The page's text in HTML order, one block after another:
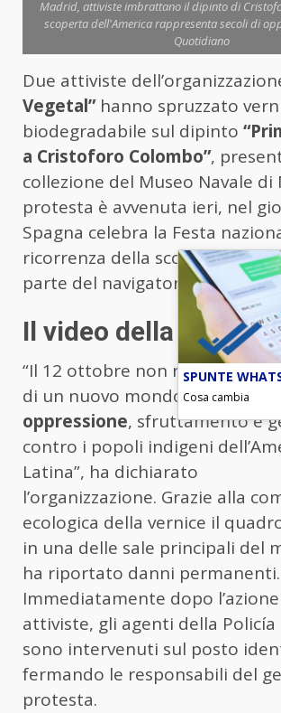
Madrid, attiviste imbrattano il dipinto di
scoperta dell'America rappresenta secoli di
Quotidiano
Due attiviste
Vegetal”hanno spruzzato
biodegradabile sul dipinto
a Cristoforo Colombo”,
collezione del Museo Navale di
protesta è avvenuta ieri, nel
Spagna celebra la Festa
ricorrenza della scoperta
parte del navigatore genovese
Il video della
“Il 12 ottobre non rappresenta
di un nuovo mondo, ma l’inizio
oppressione, sfruttamento e
contro i popoli indigeni
Latina”, ha dichiarato
l’organizzazione. Grazie alla
ecologica della vernice il
in una delle sale principali del
ha riportato danni permanenti.
Immediatamente dopo
attiviste, gli agenti della Policía
sono intervenuti sul posto
fermando le responsabili del
protesta.
SPUNTE
Cosa cambia